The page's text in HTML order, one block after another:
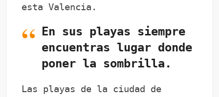
esta Valencia.
En sus playas siempre
encuentras lugar donde
poner la sombrilla.
Las playas de la ciudad de